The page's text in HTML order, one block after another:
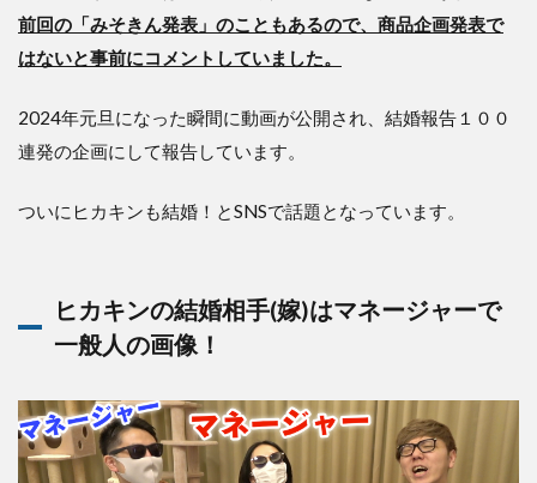
前回の「みそきん発表」のこともあるので、商品企画発表で
はないと事前にコメントしていました。
2024年元旦になった瞬間に動画が公開され、結婚報告１００
連発の企画にして報告しています。
ついにヒカキンも結婚！とSNSで話題となっています。
ヒカキンの結婚相手(嫁)はマネージャーで
一般人の画像！